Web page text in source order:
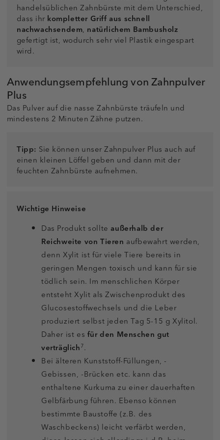
handelsüblichen Zahnbürste mit dem Unterschied,
dass ihr kompletter Griff aus schnell
nachwachsendem, natürlichem Bambusholz
gefertigt ist, wodurch sehr viel Plastik eingespart
wird.
Anwendungsempfehlung von Zahnpulver
Plus
Das Pulver auf die nasse Zahnbürste träufeln und
mindestens 2 Minuten Zähne putzen.
Tipp: Sie können unser Zahnpulver Plus auch auf
einen kleinen Löffel geben und dann mit der
feuchten Zahnbürste aufnehmen.
Wichtige Hinweise
Das Produkt sollteaußerhalb der
Reichweite von Tieren aufbewahrt werden,
denn Xylit ist für viele Tiere bereits in
geringen Mengen toxisch und kann für sie
tödlich sein. Im menschlichen Körper
entsteht Xylit als Zwischenprodukt des
Glucosestoffwechsels und die Leber
produziert selbst jeden Tag 5-15 g Xylitol.
Daher ist es für den Menschen gut
verträglich7.
Bei älteren Kunststoff-Füllungen, -
Gebissen, -Brücken etc. kann das
enthaltene Kurkuma zu einer dauerhaften
Gelbfärbung führen. Ebenso können
bestimmte Baustoffe (z.B. des
Waschbeckens) leicht verfärbt werden,